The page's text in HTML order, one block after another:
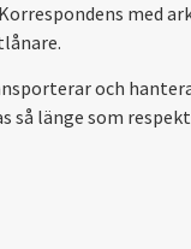
med
och
så länge som